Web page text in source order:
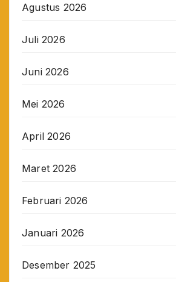
Agustus 2026
Juli 2026
Juni 2026
Mei 2026
April 2026
Maret 2026
Februari 2026
Januari 2026
Desember 2025